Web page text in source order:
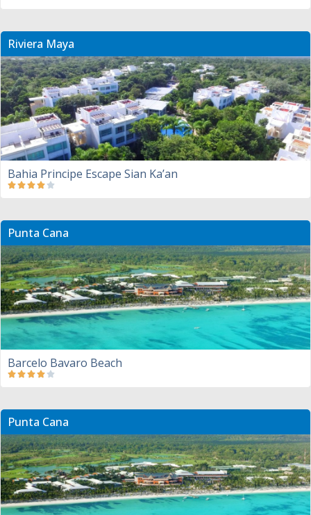
Riviera Maya
Bahia Principe Escape Sian Ka’an
Punta Cana
Barcelo Bavaro Beach
Punta Cana